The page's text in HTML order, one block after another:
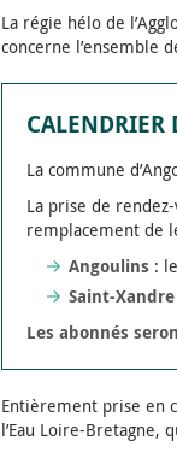
La régie hélo de
concerne l’ensemble
CALENDRIER
La commune
La prise de
remplacement de
Angoulins :
Saint-Xandre
Les abonnés
Entièrement prise en
l’Eau Loire-Bretagne,